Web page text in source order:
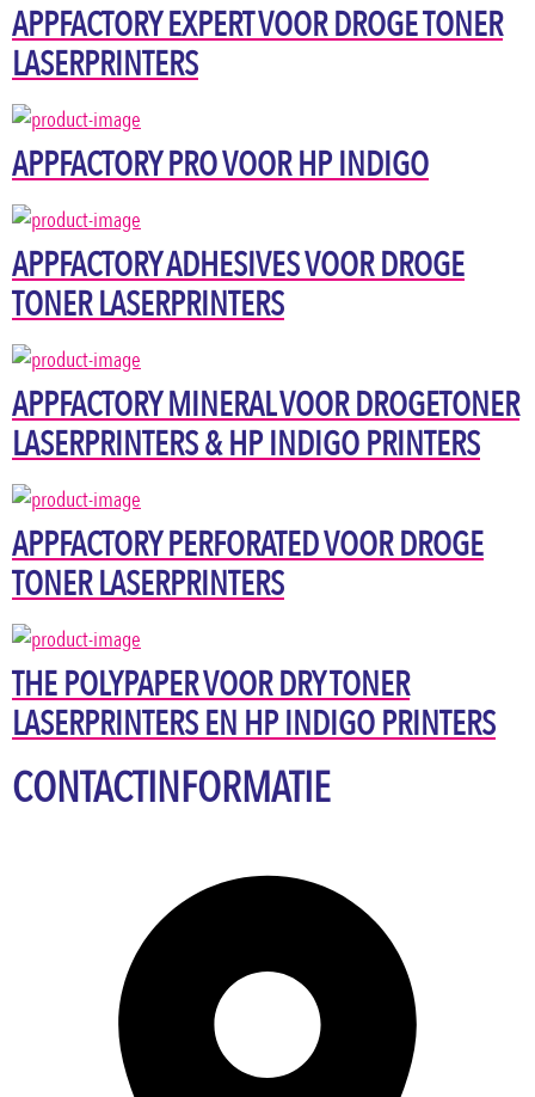
APPFACTORY EXPERT VOOR DROGE TONER
LASERPRINTERS
APPFACTORY PRO VOOR HP INDIGO
APPFACTORY ADHESIVES VOOR DROGE
TONER LASERPRINTERS
APPFACTORY MINERAL VOOR DROGETONER
LASERPRINTERS & HP INDIGO PRINTERS
APPFACTORY PERFORATED VOOR DROGE
TONER LASERPRINTERS
THE POLYPAPER VOOR DRY TONER
LASERPRINTERS EN HP INDIGO PRINTERS
CONTACTINFORMATIE